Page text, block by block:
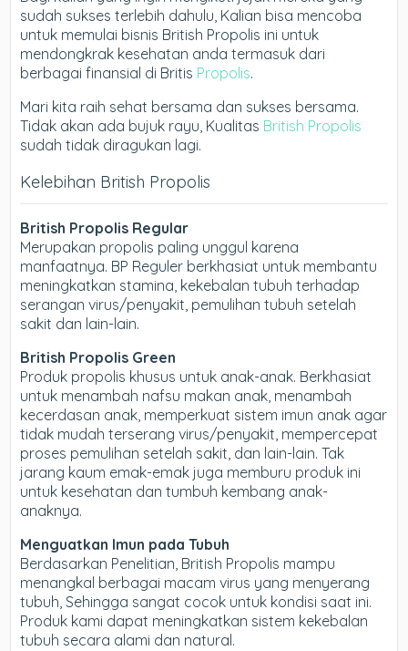
sudah sukses terlebih dahulu, Kalian bisa mencoba
untuk memulai bisnis British Propolis ini untuk
mendongkrak kesehatan anda termasuk dari
berbagai finansial di Britis Propolis.
Mari kita raih sehat bersama dan sukses bersama.
Tidak akan ada bujuk rayu, Kualitas British Propolis
sudah tidak diragukan lagi.
Kelebihan British Propolis
British Propolis Regular
Merupakan propolis paling unggul karena
manfaatnya. BP Reguler berkhasiat untuk membantu
meningkatkan stamina, kekebalan tubuh terhadap
serangan virus/penyakit, pemulihan tubuh setelah
sakit dan lain-lain.
British Propolis Green
Produk propolis khusus untuk anak-anak. Berkhasiat
untuk menambah nafsu makan anak, menambah
kecerdasan anak, memperkuat sistem imun anak agar
tidak mudah terserang virus/penyakit, mempercepat
proses pemulihan setelah sakit, dan lain-lain. Tak
jarang kaum emak-emak juga memburu produk ini
untuk kesehatan dan tumbuh kembang anak-
anaknya.
Menguatkan Imun pada Tubuh
Berdasarkan Penelitian, British Propolis mampu
menangkal berbagai macam virus yang menyerang
tubuh, Sehingga sangat cocok untuk kondisi saat ini.
Produk kami dapat meningkatkan sistem kekebalan
tubuh secara alami dan natural.